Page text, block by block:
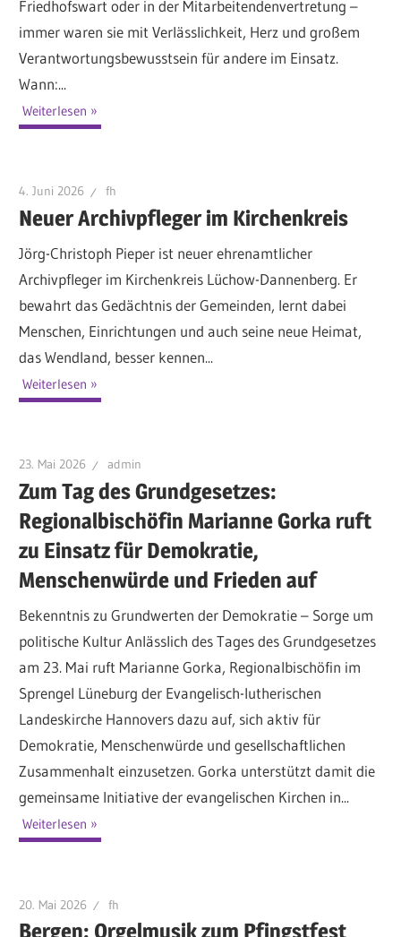
Friedhofswart oder in der Mitarbeitendenvertretung –
immer waren sie mit Verlässlichkeit, Herz und großem
Verantwortungsbewusstsein für andere im Einsatz.
Wann:...
Weiterlesen
4. Juni 2026 fh
Neuer Archivpfleger im Kirchenkreis
Jörg-Christoph Pieper ist neuer ehrenamtlicher
Archivpfleger im Kirchenkreis Lüchow-Dannenberg. Er
bewahrt das Gedächtnis der Gemeinden, lernt dabei
Menschen, Einrichtungen und auch seine neue Heimat,
das Wendland, besser kennen...
Weiterlesen
23. Mai 2026 admin
Zum Tag des Grundgesetzes:
Regionalbischöfin Marianne Gorka ruft
zu Einsatz für Demokratie,
Menschenwürde und Frieden auf
Bekenntnis zu Grundwerten der Demokratie – Sorge um
politische Kultur Anlässlich des Tages des Grundgesetzes
am 23. Mai ruft Marianne Gorka, Regionalbischöfin im
Sprengel Lüneburg der Evangelisch-lutherischen
Landeskirche Hannovers dazu auf, sich aktiv für
Demokratie, Menschenwürde und gesellschaftlichen
Zusammenhalt einzusetzen. Gorka unterstützt damit die
gemeinsame Initiative der evangelischen Kirchen in...
Weiterlesen
20. Mai 2026 fh
Bergen: Orgelmusik zum Pfingstfest